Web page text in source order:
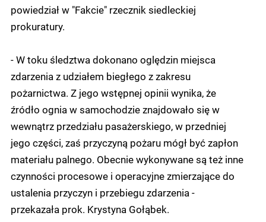
powiedział w "Fakcie" rzecznik siedleckiej
prokuratury.
- W toku śledztwa dokonano oględzin miejsca
zdarzenia z udziałem biegłego z zakresu
pożarnictwa. Z jego wstępnej opinii wynika, że
źródło ognia w samochodzie znajdowało się w
wewnątrz przedziału pasażerskiego, w przedniej
jego części, zaś przyczyną pożaru mógł być zapłon
materiału palnego. Obecnie wykonywane są też inne
czynności procesowe i operacyjne zmierzające do
ustalenia przyczyn i przebiegu zdarzenia -
przekazała prok. Krystyna Gołąbek.